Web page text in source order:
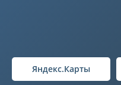
Яндекс.Карты